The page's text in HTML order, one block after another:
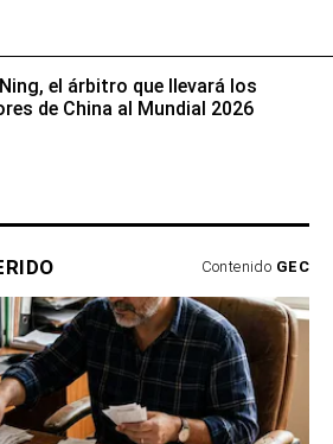
el árbitro que llevará los
de China al Mundial 2026
Contenido GEC